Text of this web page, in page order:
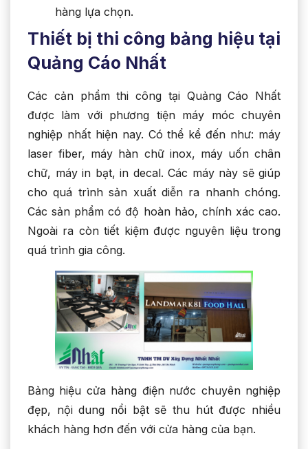
hàng lựa chọn.
Thiết bị thi công bảng hiệu tại
Quảng Cáo Nhất
Các cản phẩm thi công tại Quảng Cáo Nhất
được làm với phương tiện máy móc chuyên
nghiệp nhất hiện nay. Có thể kể đến như: máy
laser fiber, máy hàn chữ inox, máy uốn chân
chữ, máy in bạt, in decal. Các máy này sẽ giúp
cho quá trình sản xuất diễn ra nhanh chóng.
Các sản phẩm có độ hoàn hảo, chính xác cao.
Ngoài ra còn tiết kiệm được nguyên liệu trong
quá trình gia công.
Bảng hiệu cửa hàng điện nước chuyên nghiệp
đẹp, nội dung nổi bật sẽ thu hút được nhiều
khách hàng hơn đến với cửa hàng của bạn.